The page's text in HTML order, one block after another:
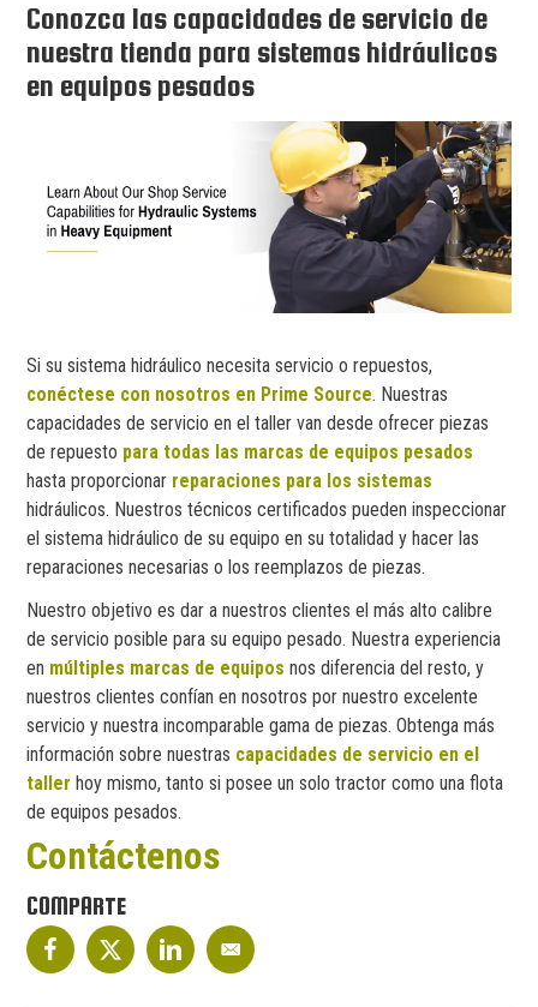
Conozca las capacidades de servicio de
nuestra tienda para sistemas hidráulicos
en equipos pesados
Si su sistema hidráulico necesita servicio o repuestos,
conéctese con nosotros en Prime Source. Nuestras
capacidades de servicio en el taller van desde ofrecer piezas
de repuesto para todas las marcas de equipos pesados
hasta proporcionar reparaciones para los sistemas
hidráulicos. Nuestros técnicos certificados pueden inspeccionar
el sistema hidráulico de su equipo en su totalidad y hacer las
reparaciones necesarias o los reemplazos de piezas.
Nuestro objetivo es dar a nuestros clientes el más alto calibre
de servicio posible para su equipo pesado. Nuestra experiencia
en múltiples marcas de equipos nos diferencia del resto, y
nuestros clientes confían en nosotros por nuestro excelente
servicio y nuestra incomparable gama de piezas. Obtenga más
información sobre nuestras capacidades de servicio en el
taller hoy mismo, tanto si posee un solo tractor como una flota
de equipos pesados.
Contáctenos
COMPARTE